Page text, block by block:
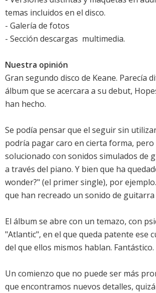
temas incluidos en el disco.
- Galería de fotos
- Sección descargas  multimedia.
Nuestra opinión
Gran segundo disco de Keane. Parecía
álbum que se acercara a su debut,
han hecho.
Se podía pensar que el seguir sin
podría pagar caro en cierta forma, pero
solucionado con sonidos simulados de
a través del piano. Y bien que ha
wonder?" (el primer single), por
que han recreado un sonido de guitarra
El álbum se abre con un temazo, con
"Atlantic", en el que queda patente ese
del que ellos mismos hablan. Fantástico.
Un comienzo que no puede ser más
que encontramos nuevos detalles,